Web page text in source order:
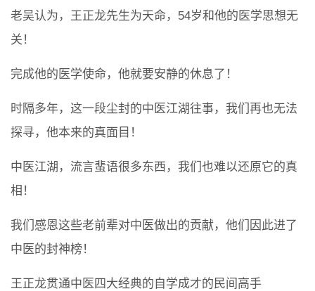
老吴认为，王正龙先生为天命，54岁和他的医学思想无
关！
完成他的医学使命，他就要安静的休息了！
时隔多年，这一段尘封的中医江湖往事，我们再也无法
探寻，他本来的真面目！
中医江湖，流言蜚语很多东西，我们也难以还原它的真
相！
我们感恩这些老前辈对中医做出的贡献，他们因此进了
中医的封神榜！
王正龙贯通中医四大经典的自学成才的民间高手